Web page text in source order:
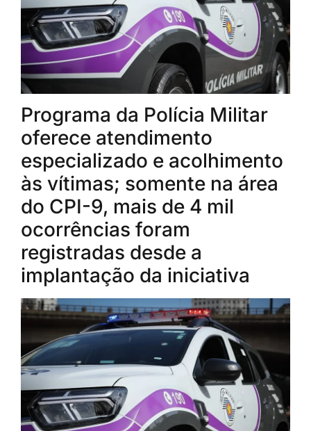
Programa da Polícia Militar
oferece atendimento
especializado e acolhimento
às vítimas; somente na área
do CPI-9, mais de 4 mil
ocorrências foram
registradas desde a
implantação da iniciativa